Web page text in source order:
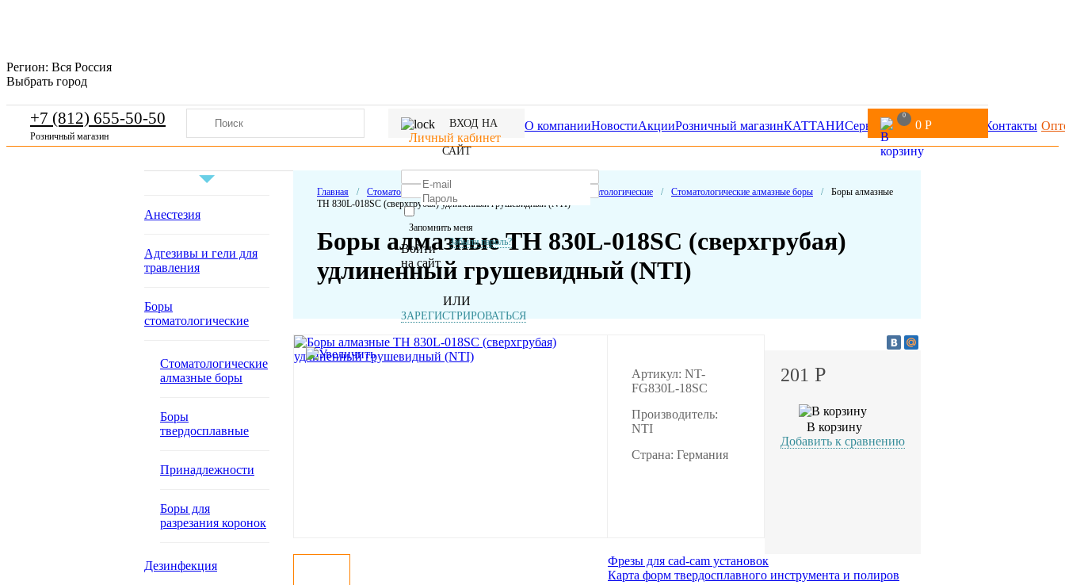
Регион: Вся Россия
Выбрать город
+7 (812) 655-50-50
Розничный магазин Личный кабинет
ВХОД НА
САЙТ
Запомнить меня
Забыли пароль?
Войти
на сайт
ИЛИ
ЗАРЕГИСТРИРОВАТЬСЯ
0
0 Р
О компанииНовостиАкцииРозничный магазинКАТТАНИСервисДоставка и оплата Контакты
Анестезия
Адгезивы и гели для
травления
Боры
стоматологические
Стоматологические
алмазные боры
Боры
твердосплавные
Принадлежности
Боры для
разрезания коронок
Дезинфекция
Главная / Стоматологические расходные материалы Боры стоматологические / Стоматологические алмазные боры /
Боры алмазные
ТН 830L-018SC (сверхгрубая) удлиненный грушевидный (NTI)
Боры алмазные ТН 830L-018SC (сверхгрубая)
удлиненный грушевидный (NTI)
Артикул: NT-
FG830L-18SC
Производитель:
NTI
Страна: Германия
201 Р
В корзину
Добавить к сравнению
Фрезы для cad-cam установок
Карта форм твердосплавного инструмента и полиров